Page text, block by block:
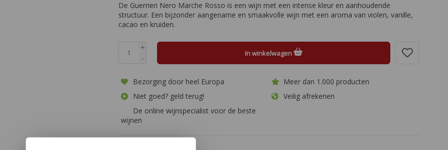
De Guerrieri Nero Marche Rosso is een wijn met een intense kleur en aanhoudende
structuur. Een bijzonder aangename en smaakvolle wijn met een aroma van violen, vanille,
cacao en kruiden.
+
-
In winkelwagen
Bezorging door heel Europa
Meer dan 1.000 producten
Niet goed? geld terug!
Veilig afrekenen
De online wijnspecialist voor de beste
wijnen